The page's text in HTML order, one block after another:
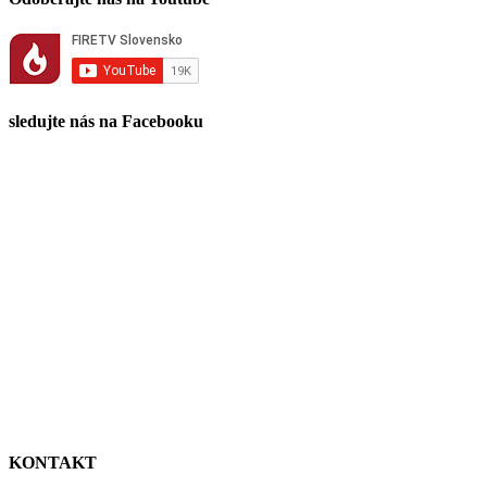
sledujte nás na Facebooku
KONTAKT